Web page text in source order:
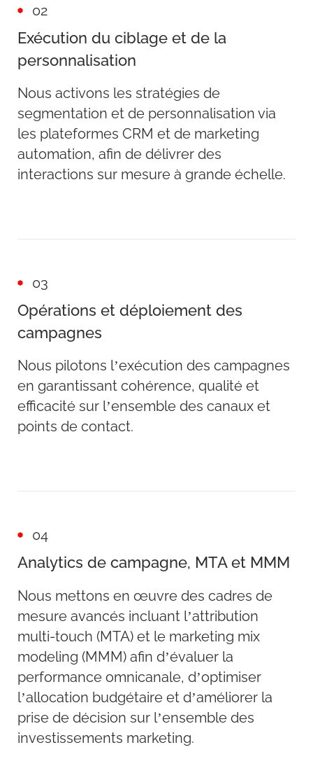
02
Exécution du ciblage et de la
personnalisation
Nous activons les stratégies de
segmentation et de personnalisation via
les plateformes CRM et de marketing
automation, afin de délivrer des
interactions sur mesure à grande échelle.
03
Opérations et déploiement des
campagnes
Nous pilotons l’exécution des campagnes
en garantissant cohérence, qualité et
efficacité sur l’ensemble des canaux et
points de contact.
04
Analytics de campagne, MTA et MMM
Nous mettons en œuvre des cadres de
mesure avancés incluant l’attribution
multi-touch (MTA) et le marketing mix
modeling (MMM) afin d’évaluer la
performance omnicanale, d’optimiser
l’allocation budgétaire et d’améliorer la
prise de décision sur l’ensemble des
investissements marketing.